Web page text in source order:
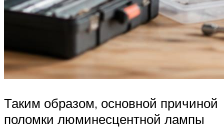
Таким образом, основной причиной
поломки люминесцентной лампы